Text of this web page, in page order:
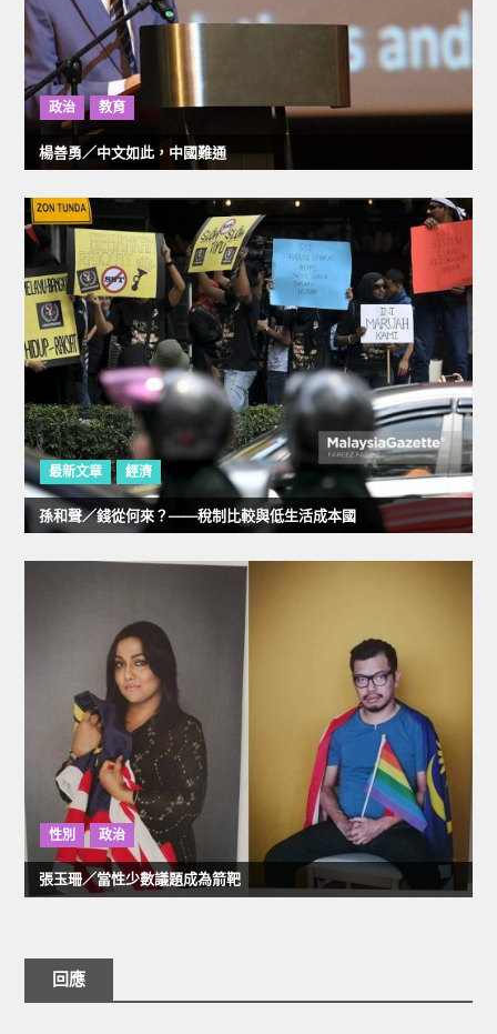
政治 教育
楊善勇／中文如此，中國難通
最新文章 經濟
孫和聲／錢從何來？——稅制比較與低生活成本國
性別 政治
張玉珊／當性少數議題成為箭靶
回應